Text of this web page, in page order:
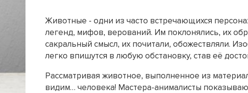
Животные - одни из часто встречающихся
легенд, мифов, верований. Им поклонялись, их
сакральный смысл, их почитали, обожествляли.
легко впишутся в любую обстановку, став её
Рассматривая животное, выполненное из
видим… человека! Мастера-анималисты